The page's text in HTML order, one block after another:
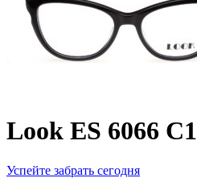
Look ES 6066 C1
Успейте забрать сегодня